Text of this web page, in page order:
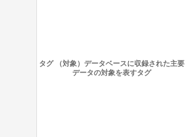
タグ （対象） データベースに収録された主要
データの対象を表すタグ